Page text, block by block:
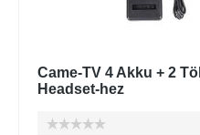
Came-TV 4 Akku + 2
Headset-hez